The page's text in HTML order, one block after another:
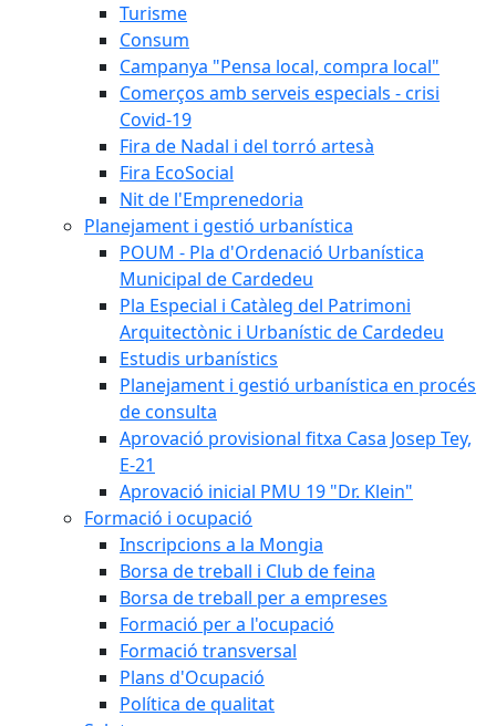
Turisme
Consum
Campanya "Pensa local, compra local"
Comerços amb serveis especials - crisi
Covid-19
Fira de Nadal i del torró artesà
Fira EcoSocial
Nit de l'Emprenedoria
Planejament i gestió urbanística
POUM - Pla d'Ordenació Urbanística
Municipal de Cardedeu
Pla Especial i Catàleg del Patrimoni
Arquitectònic i Urbanístic de Cardedeu
Estudis urbanístics
Planejament i gestió urbanística en procés
de consulta
Aprovació provisional fitxa Casa Josep Tey,
E-21
Aprovació inicial PMU 19 "Dr. Klein"
Formació i ocupació
Inscripcions a la Mongia
Borsa de treball i Club de feina
Borsa de treball per a empreses
Formació per a l'ocupació
Formació transversal
Plans d'Ocupació
Política de qualitat